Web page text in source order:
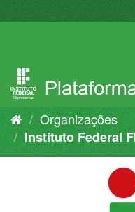
para
Organizações
Instituto Federal